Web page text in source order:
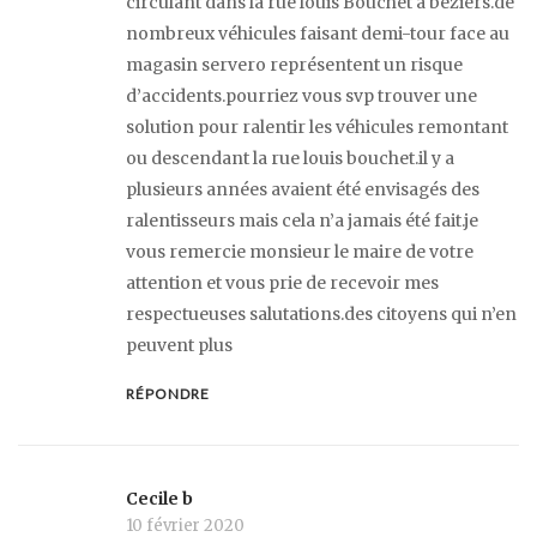
nombreux véhicules faisant demi-tour face au
magasin servero représentent un risque
d’accidents.pourriez vous svp trouver une
solution pour ralentir les véhicules remontant
ou descendant la rue louis bouchet.il y a
plusieurs années avaient été envisagés des
ralentisseurs mais cela n’a jamais été fait.je
vous remercie monsieur le maire de votre
attention et vous prie de recevoir mes
respectueuses salutations.des citoyens qui n’en
peuvent plus
RÉPONDRE
Cecile b
10 février 2020